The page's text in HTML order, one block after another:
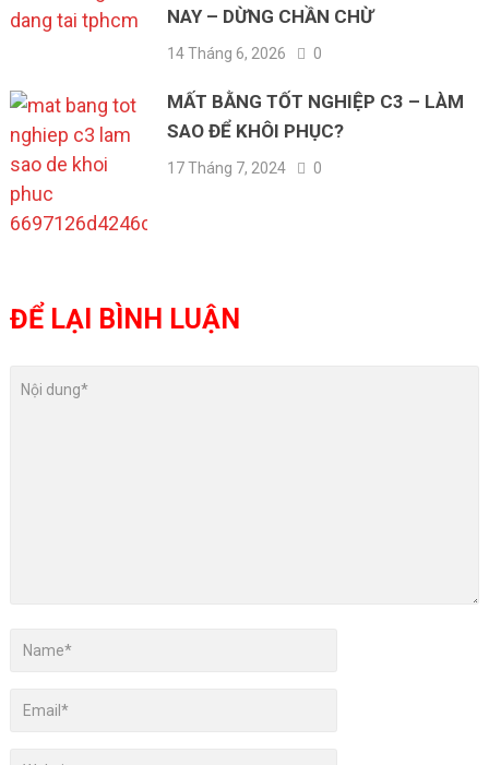
NAY – DỪNG CHẦN CHỪ
14 Tháng 6, 2026 0
MẤT BẰNG TỐT NGHIỆP C3 – LÀM
SAO ĐỂ KHÔI PHỤC?
17 Tháng 7, 2024 0
ĐỂ LẠI BÌNH LUẬN